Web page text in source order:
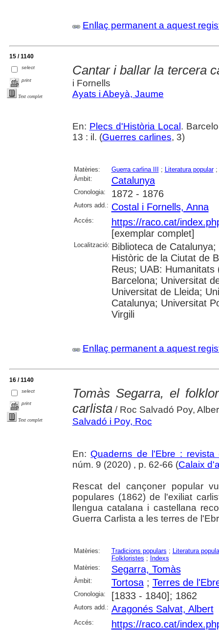
Enllaç permanent a aquest
15 / 1140
select
print
Text complet
Cantar i ballar la tercera
i Fornells
Ayats i Abeyà, Jaume
En: Plecs d'Història Local.
13 : il. (Guerres carlines, 3)
Matèries: Guerra carlina III ; Literatura popular;
Àmbit:
Catalunya
Cronologia: 1872 - 1876
Autors add.: Costal i Fornells, Anna
Accés:
https://raco.cat/
[exemplar complet]
Localització: Biblioteca de
Històric de la Ciutat de
Reus; UAB:
Barcelona; Universitat
Universitat de Lleida;
Catalunya; Universitat
Virgili
Enllaç permanent a aquest
16 / 1140
select
print
Text complet
Tomàs Segarra, el
carlista/ Roc Salvadó Poy,
Salvadó i Poy, Roc
En: Quaderns de l'Ebre :
núm. 9 (2020) , p. 62-66 (Calaix
Rescat del cançoner popular
populares (1862) de l'exiliat
llengua catalana i castellana
Guerra Carlista a les terres de
Matèries: Tradicions populars ;
Literatura
Folkloristes ; Indexs
Matèries:
Segarra, Tomàs
Àmbit: Tortosa; Terres de
Cronologia: [1833 - 1840]; 1862
Autors add.: Aragonés Salvat, Albert
Accés: https://raco.cat/